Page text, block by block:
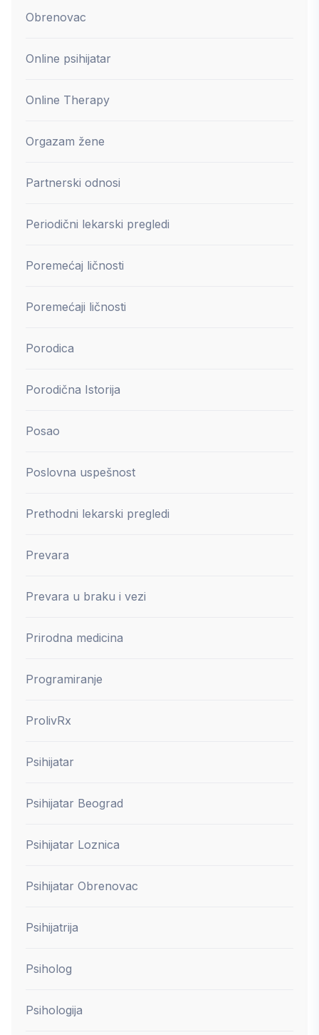
Obrenovac
Online psihijatar
Online Therapy
Orgazam žene
Partnerski odnosi
Periodični lekarski pregledi
Poremećaj ličnosti
Poremećaji ličnosti
Porodica
Porodična Istorija
Posao
Poslovna uspešnost
Prethodni lekarski pregledi
Prevara
Prevara u braku i vezi
Prirodna medicina
Programiranje
ProlivRx
Psihijatar
Psihijatar Beograd
Psihijatar Loznica
Psihijatar Obrenovac
Psihijatrija
Psiholog
Psihologija